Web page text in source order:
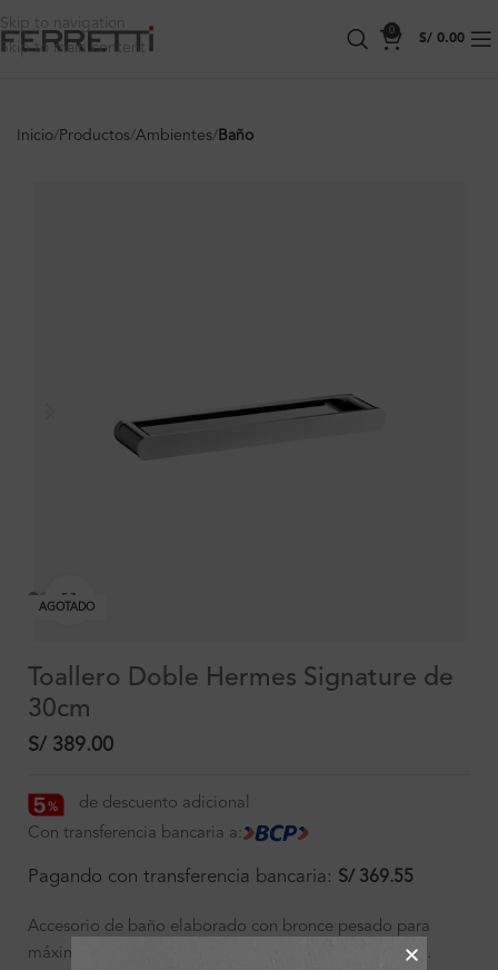
Skip to navigation
Skip to main content
0
S/ 0.00
Inicio Productos Ambientes Baño
AGOTADO
Toallero Doble Hermes Signature de
30cm
S/ 389.00
de descuento adicional
Con transferencia bancaria a:
Pagando con transferencia bancaria: S/ 369.55
Accesorio de baño elaborado con bronce pesado para
máxima duración, incluye componentes de instalación.